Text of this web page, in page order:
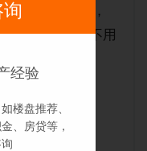
体的规则操作，
给你! (以后也不用
性质走)
非三无
经验
楼盘推荐、
、房贷等，